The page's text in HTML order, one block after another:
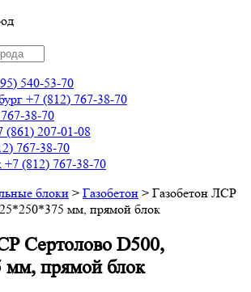
540-53-70
+7 (812) 767-38-70
38-70
(861) 207-01-08
767-38-70
+7 (812) 767-38-70
блоки > Газобетон > Газобетон ЛСР
мм, прямой блок
Сертолово D500,
мм, прямой блок